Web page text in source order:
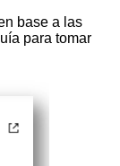
base a las
para tomar